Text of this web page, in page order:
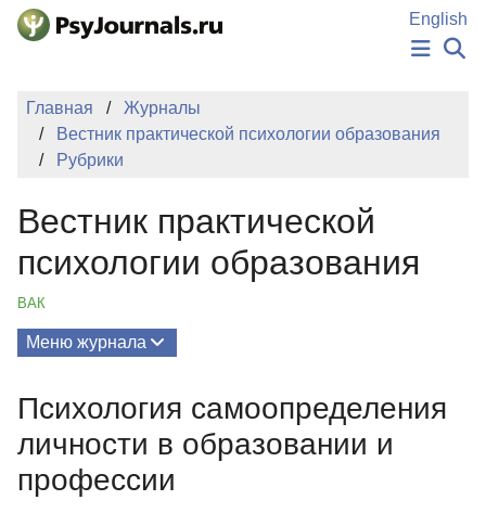
Перейти к основному содержанию
English
НОВОСТИ
ИЗДАНИЯ
КЛЮЧЕВЫЕ СЛОВА
Регистрация
Главная
Журналы
Вестник практической психологии образования
Рубрики
Вестник практической
психологии образования
ВАК
Меню журнала
Миссия
Редколлегия
Психология самоопределения
личности в образовании и
профессии